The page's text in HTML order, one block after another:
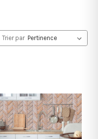
Trier par